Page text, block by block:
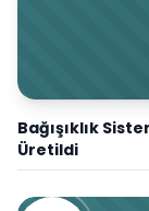
Bağışıklık
Üretildi